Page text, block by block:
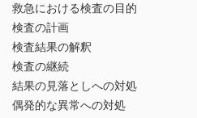
救急における検査の目的
検査の計画
検査結果の解釈
検査の継続
結果の見落としへの対処
偶発的な異常への対処